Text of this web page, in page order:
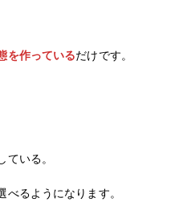
を作っているだけです。
いる。
るようになります。